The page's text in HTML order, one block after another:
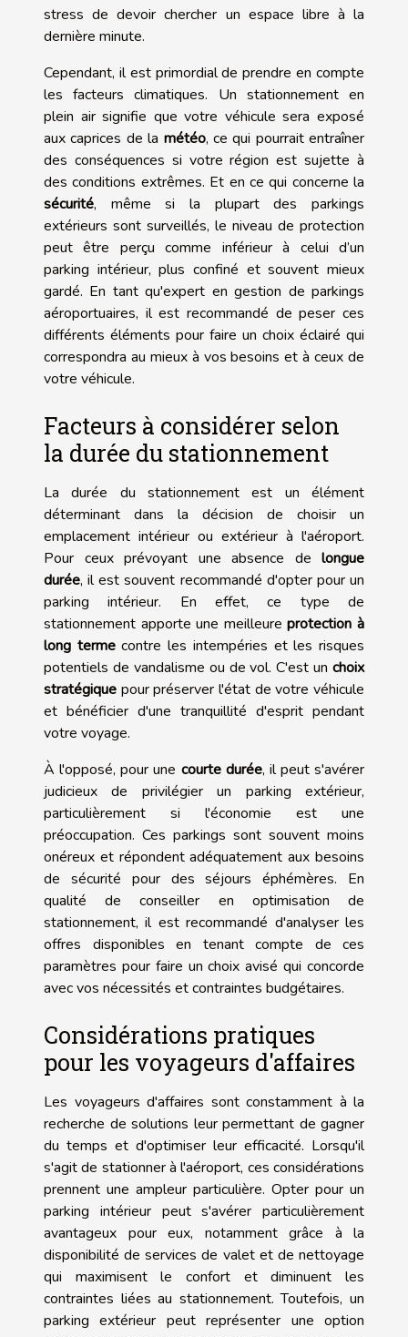
stress de devoir chercher un espace libre à la
dernière minute.
Cependant, il est primordial de prendre en compte
les facteurs climatiques. Un stationnement en
plein air signifie que votre véhicule sera exposé
aux caprices de la météo, ce qui pourrait entraîner
des conséquences si votre région est sujette à
des conditions extrêmes. Et en ce qui concerne la
sécurité, même si la plupart des parkings
extérieurs sont surveillés, le niveau de protection
peut être perçu comme inférieur à celui d’un
parking intérieur, plus confiné et souvent mieux
gardé. En tant qu'expert en gestion de parkings
aéroportuaires, il est recommandé de peser ces
différents éléments pour faire un choix éclairé qui
correspondra au mieux à vos besoins et à ceux de
votre véhicule.
Facteurs à considérer selon
la durée du stationnement
La durée du stationnement est un élément
déterminant dans la décision de choisir un
emplacement intérieur ou extérieur à l'aéroport.
Pour ceux prévoyant une absence de longue
durée, il est souvent recommandé d'opter pour un
parking intérieur. En effet, ce type de
stationnement apporte une meilleureprotection à
long termecontre les intempéries et les risques
potentiels de vandalisme ou de vol. C'est un choix
stratégique pour préserver l'état de votre véhicule
et bénéficier d'une tranquillité d'esprit pendant
votre voyage.
À l'opposé, pour une courte durée, il peut s'avérer
judicieux de privilégier un parking extérieur,
particulièrement si l'économie est une
préoccupation. Ces parkings sont souvent moins
onéreux et répondent adéquatement aux besoins
de sécurité pour des séjours éphémères. En
qualité de conseiller en optimisation de
stationnement, il est recommandé d'analyser les
offres disponibles en tenant compte de ces
paramètres pour faire un choix avisé qui concorde
avec vos nécessités et contraintes budgétaires.
Considérations pratiques
pour les voyageurs d'affaires
Les voyageurs d'affaires sont constamment à la
recherche de solutions leur permettant de gagner
du temps et d'optimiser leur efficacité. Lorsqu'il
s'agit de stationner à l'aéroport, ces considérations
prennent une ampleur particulière. Opter pour un
parking intérieur peut s'avérer particulièrement
avantageux pour eux, notamment grâce à la
disponibilité de services de valet et de nettoyage
qui maximisent le confort et diminuent les
contraintes liées au stationnement. Toutefois, un
parking extérieur peut représenter une option